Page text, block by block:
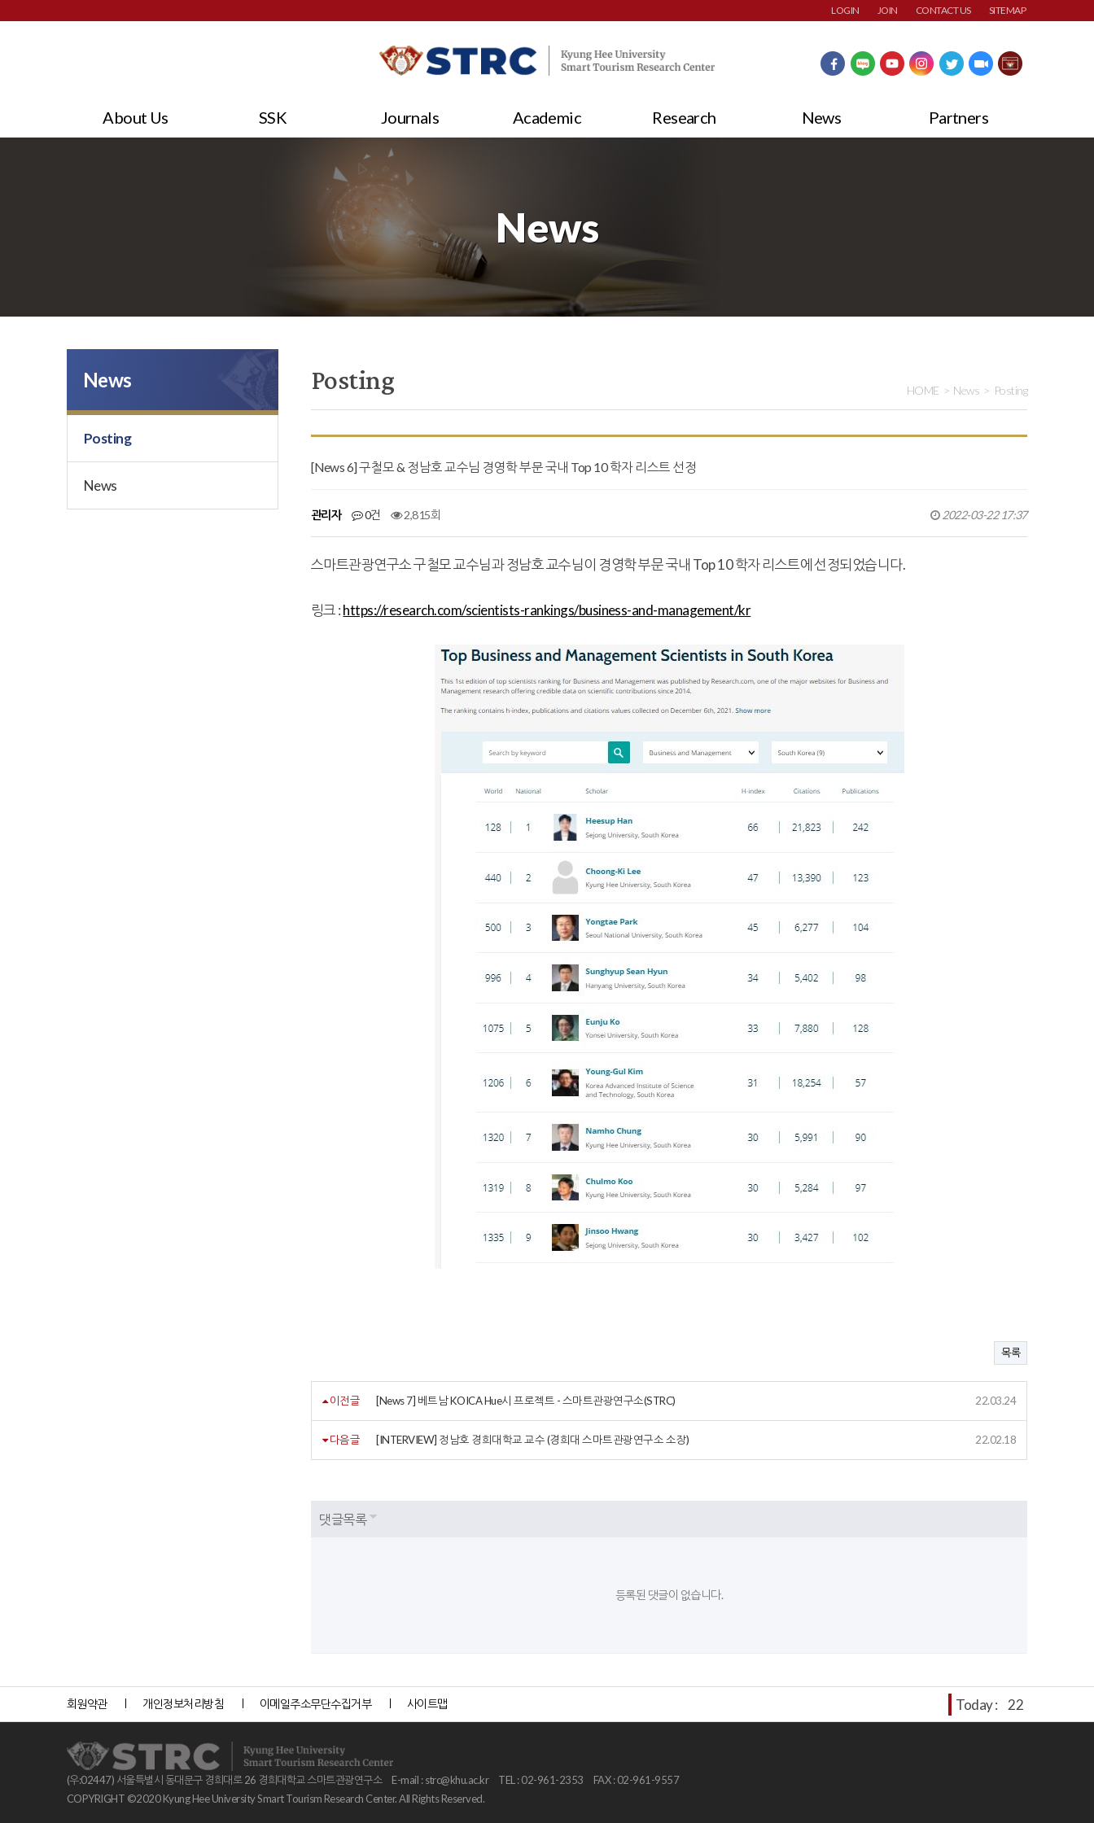
LOGIN JOIN CONTACT US SITEMAP
About Us SSK Journals Academic Research News Partners
News
News
Posting
News
Posting HOME News Posting
[News 6] 구철모 & 정남호 교수님 경영학 부문 국내 Top 10 학자 리스트 선정
관리자 0건 2,815회 2022-03-22 17:37
스마트관광연구소 구철모 교수님과 정남호 교수님이 경영학 부문 국내 Top 10 학자 리스트에 선정되었습니다.
링크 :https://research.com/scientists-rankings/business-and-management/kr
목록
이전글 [News 7] 베트남 KOICA Hue시 프로젝트 - 스마트관광연구소(STRC) 22.03.24
다음글 [INTERVIEW] 정남호 경희대학교 교수 (경희대 스마트관광연구소 소장) 22.02.18
댓글목록
등록된 댓글이 없습니다.
회원약관 개인정보처리방침 이메일주소무단수집거부 사이트맵 Today : 22
(우:02447) 서울특별시 동대문구 경희대로 26 경희대학교 스마트관광연구소 E-mail :strc@khu.ac.kr TEL : 02-961-2353
FAX : 02-961-9557
COPYRIGHT ©2020 Kyung Hee University Smart Tourism Research Center. All Rights Reserved.